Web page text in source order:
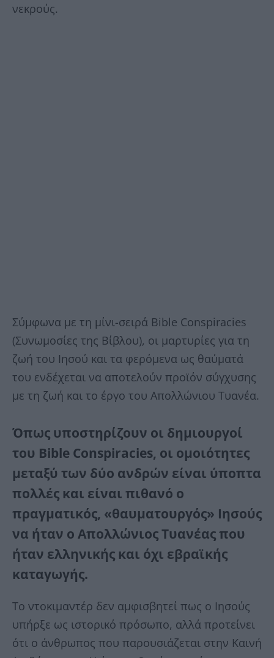
νεκρούς.
Σύμφωνα με τη μίνι-σειρά Bible Conspiracies
(Συνωμοσίες της Βίβλου), οι μαρτυρίες για τη
ζωή του Ιησού και τα φερόμενα ως θαύματά
του ενδέχεται να αποτελούν προϊόν σύγχυσης
με τη ζωή και το έργο του Απολλώνιου Τυανέα.
Όπως υποστηρίζουν οι δημιουργοί
του Bible Conspiracies, οι ομοιότητες
μεταξύ των δύο ανδρών είναι ύποπτα
πολλές και είναι πιθανό ο
πραγματικός, «θαυματουργός» Ιησούς
να ήταν ο Απολλώνιος Τυανέας που
ήταν ελληνικής και όχι εβραϊκής
καταγωγής.
Το ντοκιμαντέρ δεν αμφισβητεί πως ο Ιησούς
υπήρξε ως ιστορικό πρόσωπο, αλλά προτείνει
ότι ο άνθρωπος που παρουσιάζεται στην Καινή